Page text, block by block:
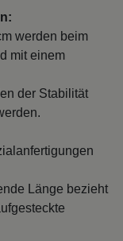
werden beim
mit einem
der Stabilität
Länge bezieht